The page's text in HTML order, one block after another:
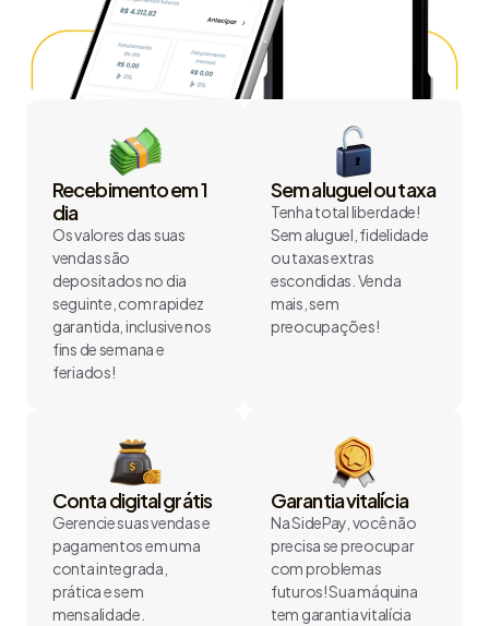
Recebimento em 1
dia
Os valores das suas
vendas são
depositados no dia
seguinte, com rapidez
garantida, inclusive nos
fins de semana e
feriados!
Sem aluguel ou taxa
Tenha total liberdade!
Sem aluguel, fidelidade
ou taxas extras
escondidas. Venda
mais, sem
preocupações!
Conta digital grátis
Gerencie suas vendas e
pagamentos em uma
conta integrada,
prática e sem
mensalidade.
Garantia vitalícia
Na SidePay, você não
precisa se preocupar
com problemas
futuros! Sua máquina
tem garantia vitalícia